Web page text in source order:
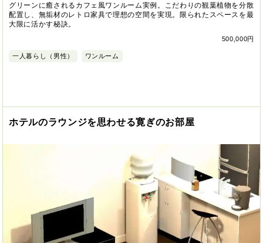
グリーンに癒されるカフェ風ワンルーム実例。こだわりの観葉植物を分散
配置し、無垢材のレトロ家具で理想の空間を実現。限られたスペースを最
大限に活かす秘訣。
500,000円
一人暮らし（男性） ワンルーム
ホテルのラウンジを思わせる寛ぎのお部屋